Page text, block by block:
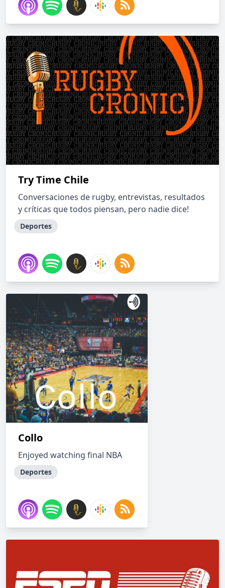
Try Time Chile
Conversaciones de rugby, entrevistas, resultados
y críticas que todos piensan, pero nadie dice!
Deportes
Collo
Enjoyed watching final NBA
Deportes